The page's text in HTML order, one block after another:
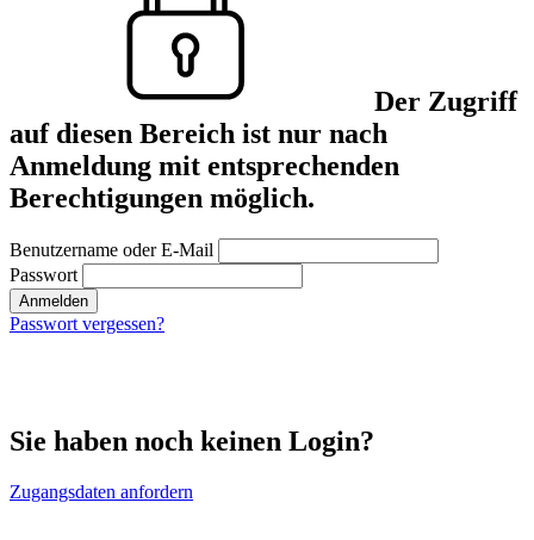
Der Zugriff
auf diesen Bereich ist nur nach
Anmeldung mit entsprechenden
Berechtigungen möglich.
Benutzername oder E-Mail
Passwort
Anmelden
Passwort vergessen?
Sie haben noch keinen Login?
Zugangsdaten anfordern